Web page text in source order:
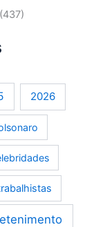
(437)
2026